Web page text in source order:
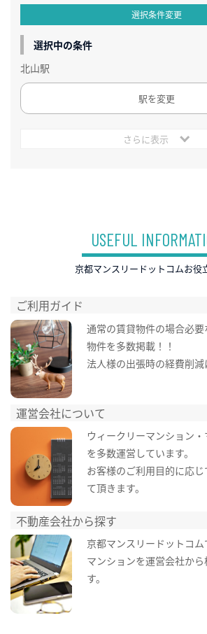
選択条件変更
選択中の条件
北山駅
駅を変更
さらに表示
USEFUL
京都マンスリードットコムお役
ご利用ガイド
通常の賃貸物件の場合必
物件を多数掲載！！
法人様の出張時の経費削減
運営会社について
ウィークリーマンション
を多数運営しています。
お客様のご利用目的に応
て頂きます。
不動産会社から探す
京都マンスリードットコ
マンションを運営会社か
す。